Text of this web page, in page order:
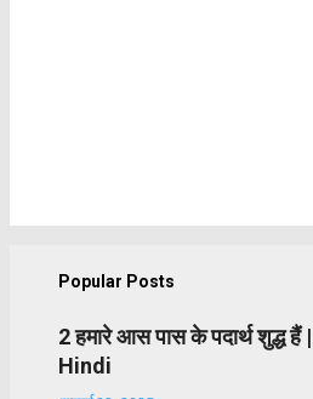
Popular Posts
2 हमारे आस पास के पदार्थ
Hindi